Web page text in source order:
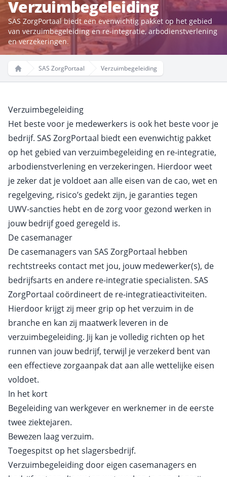
Verzuimbegeleiding
SAS ZorgPortaal biedt een evenwichtig pakket op het gebied
van verzuimbegeleiding en re-integratie, arbodienstverlening
en verzekeringen.
Home
SAS ZorgPortaal Verzuimbegeleiding
Verzuimbegeleiding
Het beste voor je medewerkers is ook het beste voor je
bedrijf. SAS ZorgPortaal biedt een evenwichtig pakket
op het gebied van verzuimbegeleiding en re-integratie,
arbodienstverlening en verzekeringen. Hierdoor weet
je zeker dat je voldoet aan alle eisen van de cao, wet en
regelgeving, risico’s gedekt zijn, je garanties tegen
UWV-sancties hebt en de zorg voor gezond werken in
jouw bedrijf goed geregeld is.
De casemanager
De casemanagers van SAS ZorgPortaal hebben
rechtstreeks contact met jou, jouw medewerker(s), de
bedrijfsarts en andere re-integratie specialisten. SAS
ZorgPortaal coördineert de re-integratieactiviteiten.
Hierdoor krijgt zij meer grip op het verzuim in de
branche en kan zij maatwerk leveren in de
verzuimbegeleiding. Jij kan je volledig richten op het
runnen van jouw bedrijf, terwijl je verzekerd bent van
een effectieve zorgaanpak dat aan alle wettelijke eisen
voldoet.
In het kort
Begeleiding van werkgever en werk­nemer in de eerste
twee ziektejaren.
Bewezen laag verzuim.
Toegespitst op het slagersbedrijf.
Verzuimbegeleiding door eigen case­managers en